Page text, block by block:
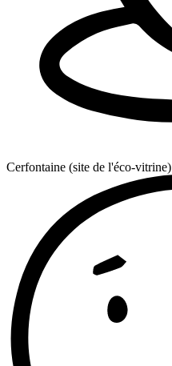
Cerfontaine (site de l'éco-vitrine)